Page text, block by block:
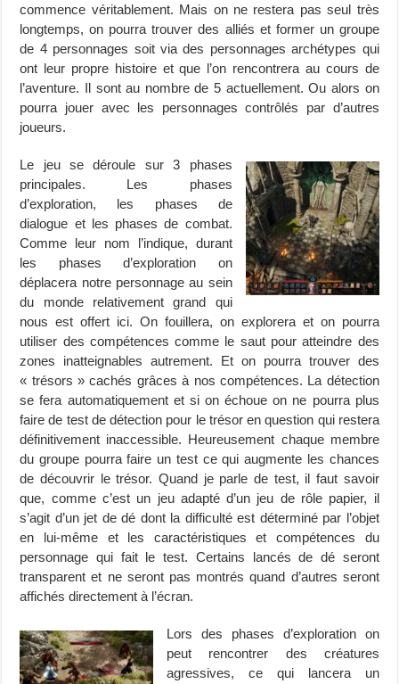
commence véritablement. Mais on ne restera pas seul très
longtemps, on pourra trouver des alliés et former un groupe
de 4 personnages soit via des personnages archétypes qui
ont leur propre histoire et que l’on rencontrera au cours de
l’aventure. Il sont au nombre de 5 actuellement. Ou alors on
pourra jouer avec les personnages contrôlés par d’autres
joueurs.
Le jeu se déroule sur 3 phases
principales. Les phases
d’exploration, les phases de
dialogue et les phases de combat.
Comme leur nom l’indique, durant
les phases d’exploration on
déplacera notre personnage au sein
du monde relativement grand qui
nous est offert ici. On fouillera, on explorera et on pourra
utiliser des compétences comme le saut pour atteindre des
zones inatteignables autrement. Et on pourra trouver des
« trésors » cachés grâces à nos compétences. La détection
se fera automatiquement et si on échoue on ne pourra plus
faire de test de détection pour le trésor en question qui restera
définitivement inaccessible. Heureusement chaque membre
du groupe pourra faire un test ce qui augmente les chances
de découvrir le trésor. Quand je parle de test, il faut savoir
que, comme c’est un jeu adapté d’un jeu de rôle papier, il
s’agit d’un jet de dé dont la difficulté est déterminé par l’objet
en lui-même et les caractéristiques et compétences du
personnage qui fait le test. Certains lancés de dé seront
transparent et ne seront pas montrés quand d’autres seront
affichés directement à l’écran.
Lors des phases d’exploration on
peut rencontrer des créatures
agressives, ce qui lancera un